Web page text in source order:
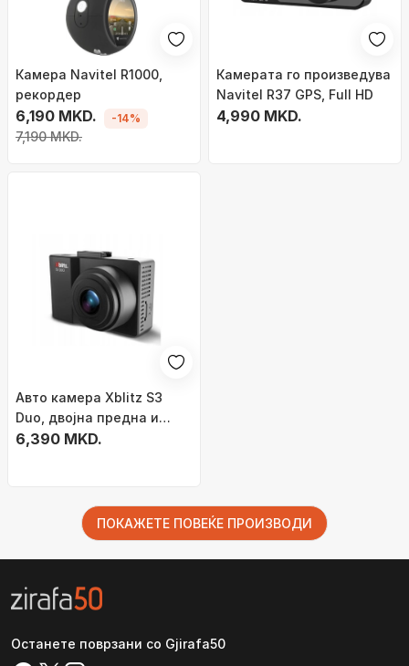
Камера Navitel R1000,
рекордер
6,190 MKD.
7,190 MKD.
-14%
Камерата го произведува
Navitel R37 GPS, Full HD
4,990 MKD.
Авто камера Xblitz S3
Duo, двојна предна и
задна, Full HD, црна
6,390 MKD.
ПОКАЖЕТЕ ПОВЕЌЕ ПРОИЗВОДИ
Останете поврзани со Gjirafa50